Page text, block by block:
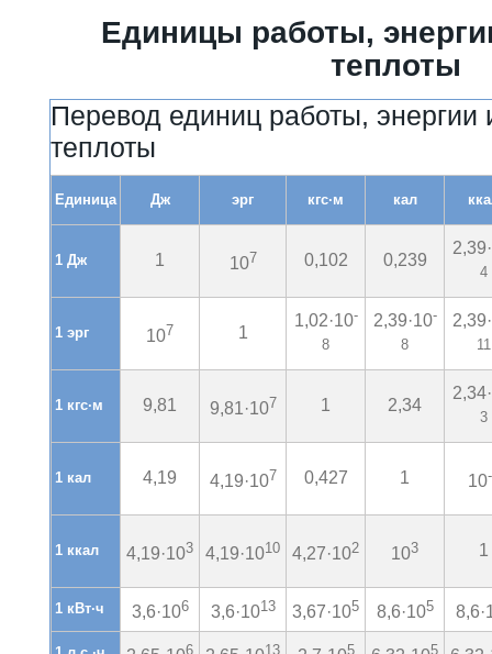
Единицы работы,
теплоты
Перевод единиц работы, энергии
теплоты
Единица Дж эрг кгс·м кал
1 Дж 1 107 0,102 0,239
4
1 эрг 107 1
1,02·10-
8
2,39·10-
8
11
1 кгс·м 9,81 9,81·107 1 2,34
3
1 кал 4,19 4,19·107 0,427 1 10
1 ккал 4,19·103 4,19·1010 4,27·102 103 1
1 кВт·ч 3,6·106 3,6·1013 3,67·105 8,6·105
6 13 5 5